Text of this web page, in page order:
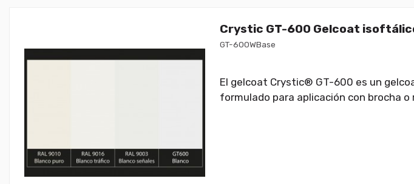
Crystic GT-600 Gelcoat
GT-600WBase
El gelcoat Crystic® GT-600 es un
formulado para aplicación con brocha o